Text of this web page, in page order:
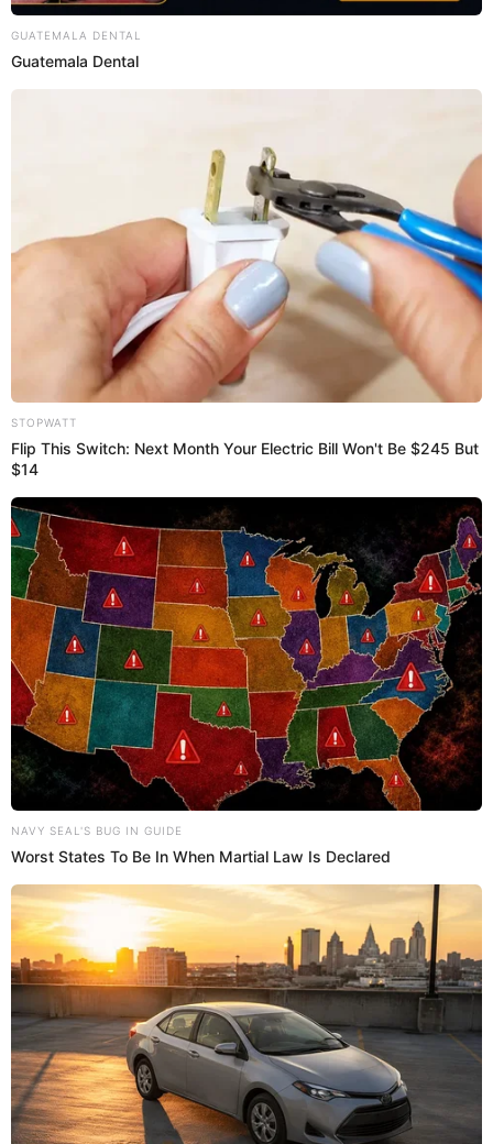
locales e internacionales. En un mercado en constante
evolución, Tottus sigue siendo un referente clave en la
experiencia de compra de millones de hogares peruanos.
Periodista especializada en temas de actualidad, política y
policiales. Licenciada en Ciencias de la Comunicación por
la UTP con más de 3 años de experiencia. Redactora web
en El Popular y presentadora de "Capturados". Interesada
en temas relacionados con misterios, películas y series
NAVIDAD TOTTUS REMATE
Prefiero a El Popular en Google